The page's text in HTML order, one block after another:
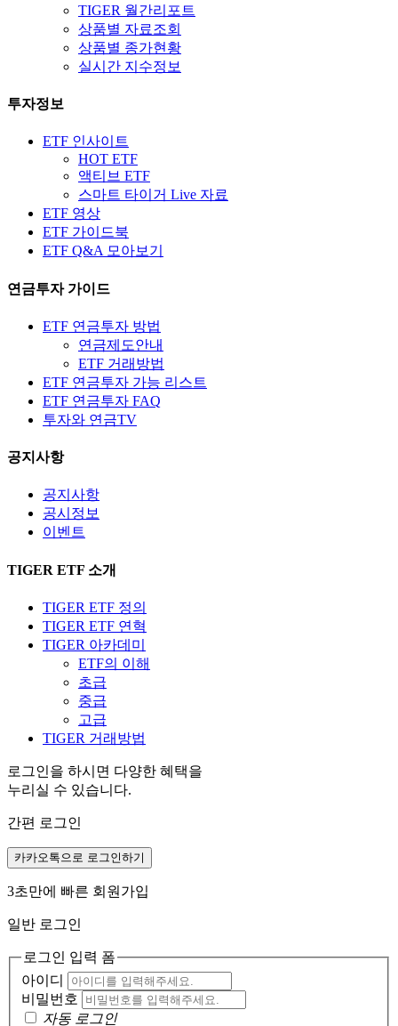
TIGER 월간리포트
상품별 자료조회
상품별 종가현황
실시간 지수정보
투자정보
ETF 인사이트
HOT ETF
액티브 ETF
스마트 타이거 Live 자료
ETF 영상
ETF 가이드북
ETF Q&A 모아보기
연금투자 가이드
ETF 연금투자 방법
연금제도안내
ETF 거래방법
ETF 연금투자 가능 리스트
ETF 연금투자 FAQ
투자와 연금TV
공지사항
공지사항
공시정보
이벤트
TIGER ETF 소개
TIGER ETF 정의
TIGER ETF 연혁
TIGER 아카데미
ETF의 이해
초급
중급
고급
TIGER 거래방법
로그인을 하시면 다양한 혜택을
누리실 수 있습니다.
간편 로그인
카카오톡으로 로그인하기
3초만에 빠른 회원가입
일반 로그인
로그인 입력 폼
아이디
비밀번호
자동 로그인